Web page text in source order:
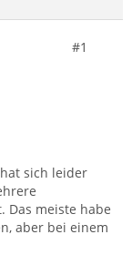
#1
sich leider
Das meiste habe
aber bei einem